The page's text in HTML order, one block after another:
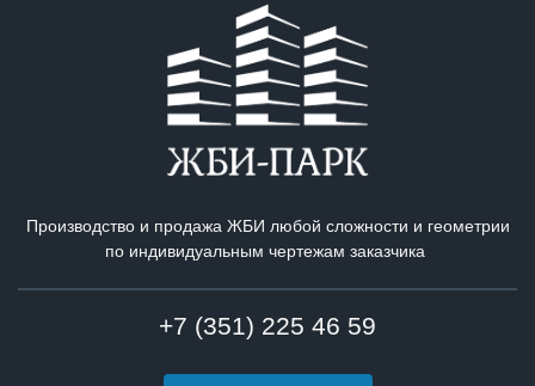
Производство и продажа ЖБИ любой сложности и геометрии
по индивидуальным чертежам заказчика
+7 (351) 225 46 59